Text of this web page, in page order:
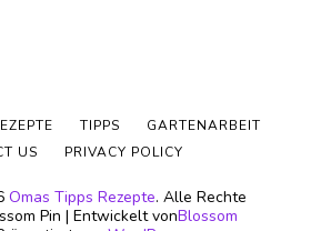
Omas Tipps Rezepte. Alle Rechte
Pin | Entwickelt vonBlossom
TIPPS
GARTENARBEIT
US
PRIVACY POLICY